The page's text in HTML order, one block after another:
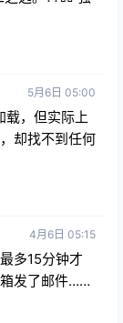
5月6日 05:00
载，但实际上
却找不到任何
4月6日 05:15
多15分钟才
发了邮件……